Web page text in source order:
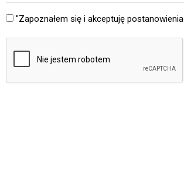
"Zapoznałem się i akceptuję postanowienia